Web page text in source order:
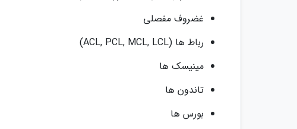
غضروف مفصلی
رباط ها (ACL, PCL, MCL, LCL)
مینیسک ها
تاندون ها
بورس ها